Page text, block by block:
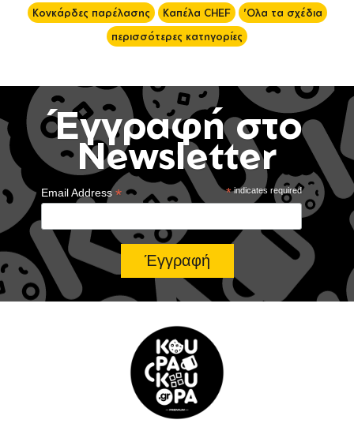
Κονκάρδες παρέλασης
Καπέλα CHEF
'Ολα τα σχέδια
περισσότερες κατηγορίες
Έγγραφή στο
Newsletter
*indicates required
Email Address*